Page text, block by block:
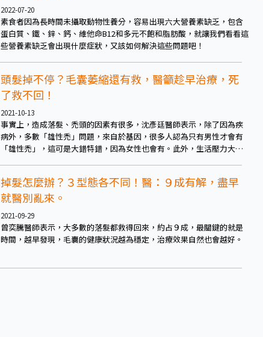
2022-07-20
素食者因為長時間未攝取動物性養分，容易出現六大營養素缺乏，包含
蛋白質、鐵、鋅、鈣、維他命B12和多元不飽和脂肪酸，就讓我們看看這
些營養素缺乏會出現什麼症狀，又該如何解決這些問題吧！
頭髮掉不停？毛囊萎縮還有救，醫籲趁早治療，死
了救不回！
2021-10-13
事實上，造成落髮、禿頭的因素有很多，沈彥廷醫師表示，除了因為疾
病外，多數「雄性禿」問題，來自於基因，很多人認為只有男性才會有
「雄性禿」，這可是大錯特錯，因為女性也會有。此外，生活壓力大、
掉髮怎麼辦？３型態各不同！醫：９成有解，盡早
就醫別亂來。
2021-09-29
曾奕騰醫師表示，大多數的落髮都救得回來，約占９成，最關鍵的就是
時間，越早發現，毛囊的健康狀況越為穩定，治療效果自然也會越好。